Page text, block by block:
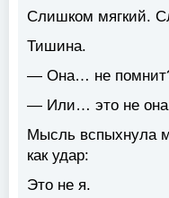
Слишком мягкий.
Тишина.
— Она… не
— Или… это не
Мысль вспыхнула
как удар:
Это не я.